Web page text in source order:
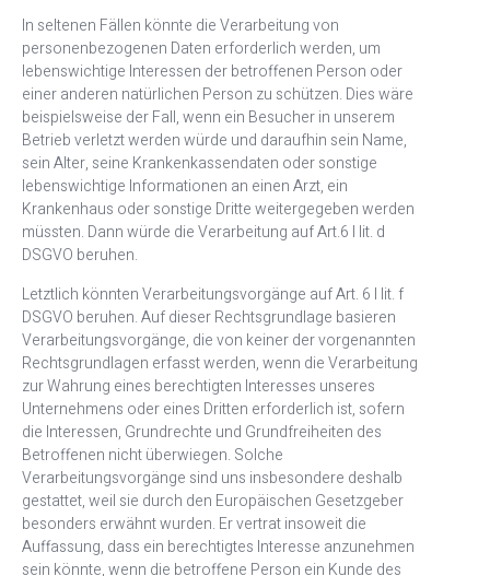
In seltenen Fällen könnte die Verarbeitung von
personenbezogenen Daten erforderlich werden, um
lebenswichtige Interessen der betroffenen Person oder
einer anderen natürlichen Person zu schützen. Dies wäre
beispielsweise der Fall, wenn ein Besucher in unserem
Betrieb verletzt werden würde und daraufhin sein Name,
sein Alter, seine Krankenkassendaten oder sonstige
lebenswichtige Informationen an einen Arzt, ein
Krankenhaus oder sonstige Dritte weitergegeben werden
müssten. Dann würde die Verarbeitung auf Art.6 I lit. d
DSGVO beruhen.
Letztlich könnten Verarbeitungsvorgänge auf Art. 6 I lit. f
DSGVO beruhen. Auf dieser Rechtsgrundlage basieren
Verarbeitungsvorgänge, die von keiner der vorgenannten
Rechtsgrundlagen erfasst werden, wenn die Verarbeitung
zur Wahrung eines berechtigten Interesses unseres
Unternehmens oder eines Dritten erforderlich ist, sofern
die Interessen, Grundrechte und Grundfreiheiten des
Betroffenen nicht überwiegen. Solche
Verarbeitungsvorgänge sind uns insbesondere deshalb
gestattet, weil sie durch den Europäischen Gesetzgeber
besonders erwähnt wurden. Er vertrat insoweit die
Auffassung, dass ein berechtigtes Interesse anzunehmen
sein könnte, wenn die betroffene Person ein Kunde des